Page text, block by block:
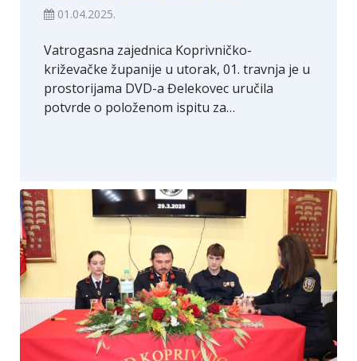
01.04.2025.
Vatrogasna zajednica Koprivničko-
križevačke županije u utorak, 01. travnja je u
prostorijama DVD-a Đelekovec uručila
potvrde o položenom ispitu za…